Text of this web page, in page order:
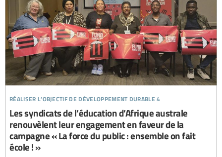
réaliser l’objectif de développement durable 4
Les syndicats de l’éducation d’Afrique australe
renouvèlent leur engagement en faveur de la
campagne « La force du public : ensemble on fait
école ! »